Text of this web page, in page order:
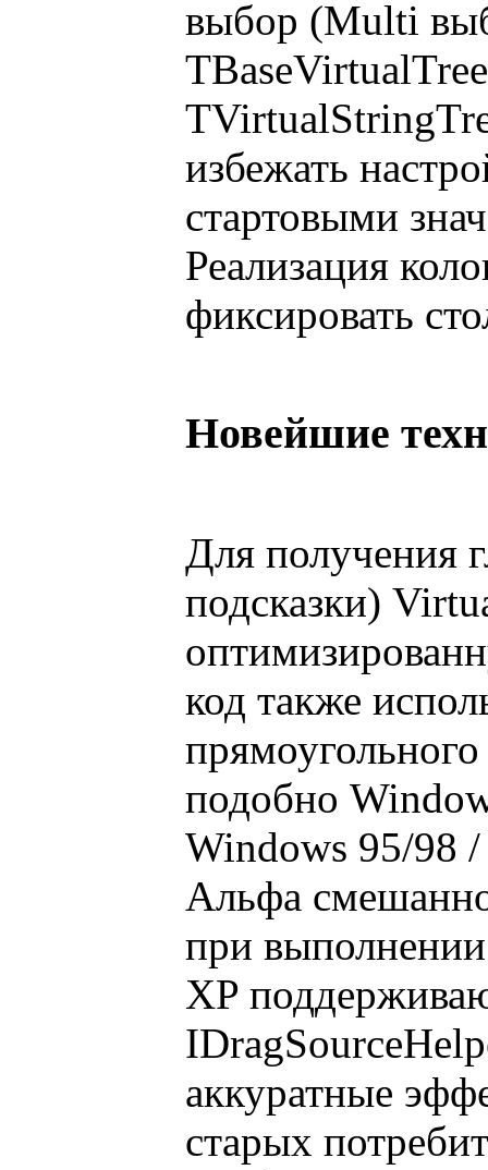
выбор (Multi
избежать
стартовыми
Реализация
фиксировать
Новейшие
Для получения
подсказки)
код также
подобно
Windows 95/98
Альфа
при
XP
аккуратные
старых